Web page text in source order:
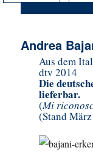
Andrea
Aus dem
dtv 2014
Die
lieferbar.
(Mi
(Stand